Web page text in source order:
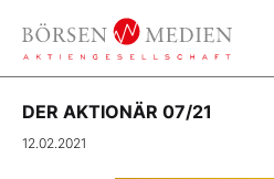
DER AKTIONÄR 07/21
12.02.2021